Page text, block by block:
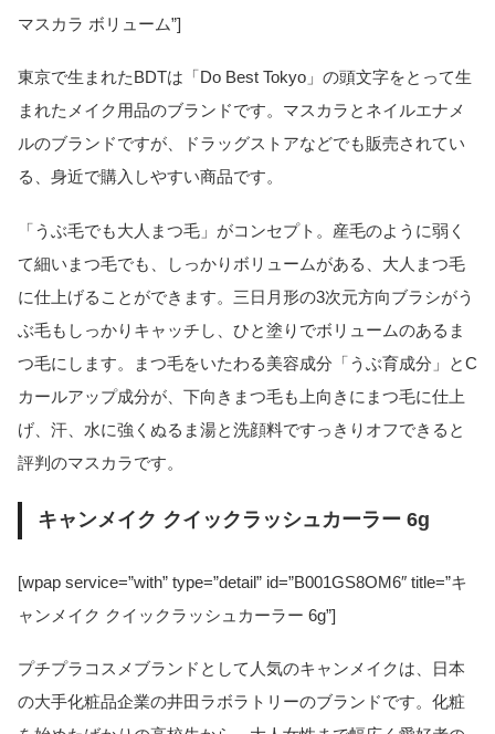
マスカラ ボリューム”]
東京で生まれたBDTは「Do Best Tokyo」の頭文字をとって生
まれたメイク用品のブランドです。マスカラとネイルエナメ
ルのブランドですが、ドラッグストアなどでも販売されてい
る、身近で購入しやすい商品です。
「うぶ毛でも大人まつ毛」がコンセプト。産毛のように弱く
て細いまつ毛でも、しっかりボリュームがある、大人まつ毛
に仕上げることができます。三日月形の3次元方向ブラシがう
ぶ毛もしっかりキャッチし、ひと塗りでボリュームのあるま
つ毛にします。まつ毛をいたわる美容成分「うぶ育成分」とC
カールアップ成分が、下向きまつ毛も上向きにまつ毛に仕上
げ、汗、水に強くぬるま湯と洗顔料ですっきりオフできると
評判のマスカラです。
キャンメイク クイックラッシュカーラー 6g
[wpap service=”with” type=”detail” id=”B001GS8OM6″ title=”キ
ャンメイク クイックラッシュカーラー 6g”]
プチプラコスメブランドとして人気のキャンメイクは、日本
の大手化粧品企業の井田ラボラトリーのブランドです。化粧